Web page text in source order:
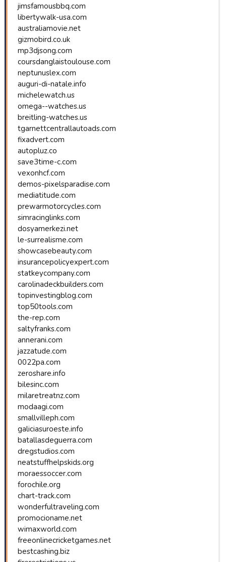
jimsfamousbbq.com
libertywalk-usa.com
australiamovie.net
gizmobird.co.uk
mp3djsong.com
coursdanglaistoulouse.com
neptunuslex.com
auguri-di-natale.info
michelewatch.us
omega--watches.us
breitling-watches.us
tgarnettcentrallautoads.com
fixadvert.com
autopluz.co
save3time-c.com
vexonhcf.com
demos-pixelsparadise.com
mediatitude.com
prewarmotorcycles.com
simracinglinks.com
dosyamerkezi.net
le-surrealisme.com
showcasebeauty.com
insurancepolicyexpert.com
statkeycompany.com
carolinadeckbuilders.com
topinvestingblog.com
top50tools.com
the-rep.com
saltyfranks.com
annerani.com
jazzatude.com
0022pa.com
zeroshare.info
bilesinc.com
milaretreatnz.com
modaagi.com
smallvilleph.com
galiciasuroeste.info
batallasdeguerra.com
dregstudios.com
neatstuffhelpskids.org
moraessoccer.com
forochile.org
chart-track.com
wonderfultraveling.com
promocioname.net
wimaxworld.com
freeonlinecricketgames.net
bestcashing.biz